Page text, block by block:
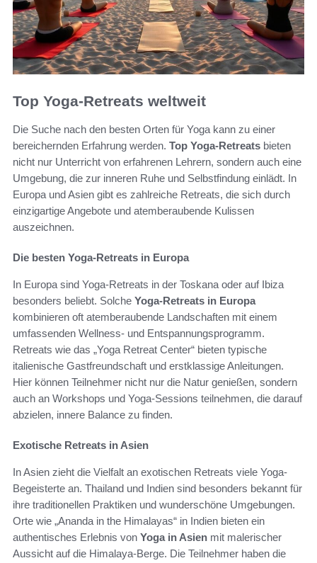
Top Yoga-Retreats weltweit
Die Suche nach den besten Orten für Yoga kann zu einer
bereichernden Erfahrung werden. Top Yoga-Retreats bieten
nicht nur Unterricht von erfahrenen Lehrern, sondern auch eine
Umgebung, die zur inneren Ruhe und Selbstfindung einlädt. In
Europa und Asien gibt es zahlreiche Retreats, die sich durch
einzigartige Angebote und atemberaubende Kulissen
auszeichnen.
Die besten Yoga-Retreats in Europa
In Europa sind Yoga-Retreats in der Toskana oder auf Ibiza
besonders beliebt. Solche Yoga-Retreats in Europa
kombinieren oft atemberaubende Landschaften mit einem
umfassenden Wellness- und Entspannungsprogramm.
Retreats wie das „Yoga Retreat Center“ bieten typische
italienische Gastfreundschaft und erstklassige Anleitungen.
Hier können Teilnehmer nicht nur die Natur genießen, sondern
auch an Workshops und Yoga-Sessions teilnehmen, die darauf
abzielen, innere Balance zu finden.
Exotische Retreats in Asien
In Asien zieht die Vielfalt an exotischen Retreats viele Yoga-
Begeisterte an. Thailand und Indien sind besonders bekannt für
ihre traditionellen Praktiken und wunderschöne Umgebungen.
Orte wie „Ananda in the Himalayas“ in Indien bieten ein
authentisches Erlebnis von Yoga in Asien mit malerischer
Aussicht auf die Himalaya-Berge. Die Teilnehmer haben die